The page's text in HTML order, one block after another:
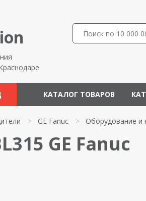
КАТАЛОГ ТОВАРОВ
> GE Fanuc > Оборудование и
GE Fanuc